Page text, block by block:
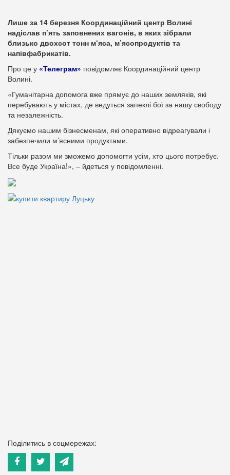
Лише за 14 березня Координаційний центр Волині
надіслав п’ять заповнених вагонів, в яких зібрали
близько двохсот тонн м‘яса, м’ясопродуктів та
напівфабрикатів.
Про це у «Телеграм» повідомляє Координаційний центр
Волині.
«Гуманітарна допомога вже прямує до наших земляків, які
перебувають у містах, де ведуться запеклі бої за нашу свободу
та незалежність.
Дякуємо нашим бізнесменам, які оперативно відреагували і
забезпечили м’ясними продуктами.
Тільки разом ми зможемо допомогти усім, хто цього потребує.
Все буде Україна!», – йдеться у повідомленні.
Поділитись в соцмережах: